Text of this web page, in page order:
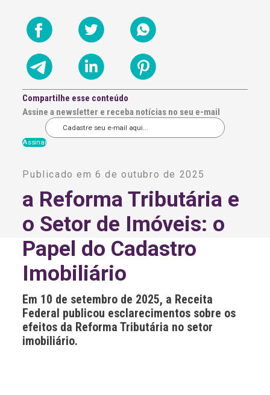
Compartilhe esse conteúdo
Assine a newsletter e receba notícias no seu e-mail
t
r
n
t
i
v
Publicado em 6 de outubro de 2025
a Reforma Tributária e
o Setor de Imóveis: o
Papel do Cadastro
Imobiliário
Em 10 de setembro de 2025, a Receita
Federal publicou esclarecimentos sobre os
efeitos da Reforma Tributária no setor
imobiliário.